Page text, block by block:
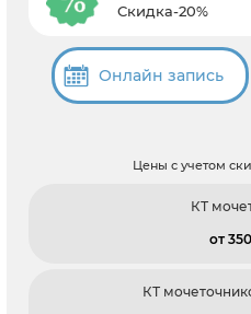
Скидка-20%
Онлайн запись
Цены с учетом
КТ
от
КТ